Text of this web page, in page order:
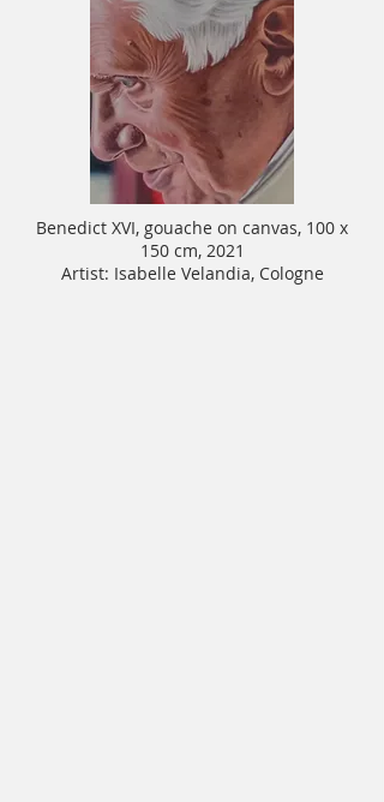
Benedict XVI, gouache on canvas, 100 x
150 cm, 2021
Artist: Isabelle Velandia, Cologne